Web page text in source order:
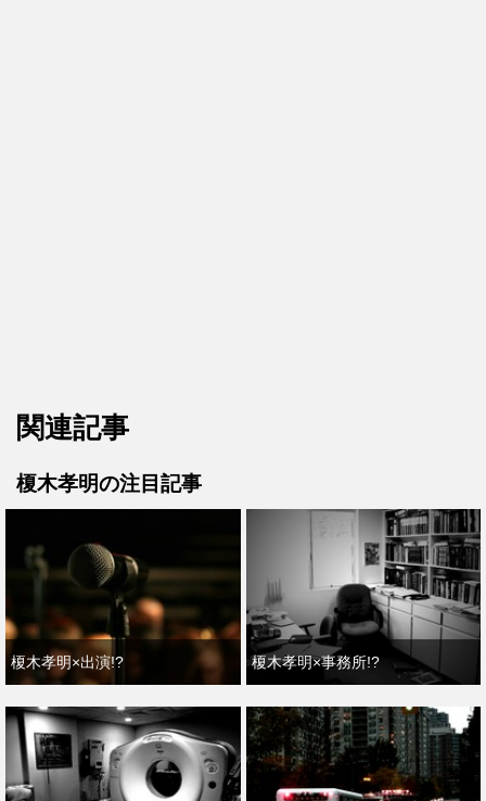
関連記事
榎木孝明の注目記事
榎木孝明×出演!? 榎木孝明×事務所!?